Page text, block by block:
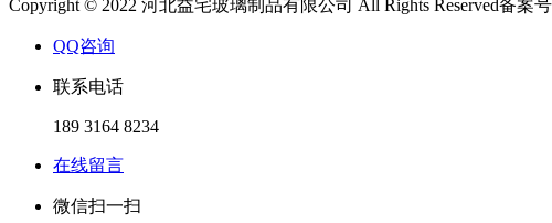
Copyright © 2022 河北益宅玻璃制品有限公司 All Rights Reserved备案
QQ咨询
联系电话
189 3164 8234
在线留言
微信扫一扫